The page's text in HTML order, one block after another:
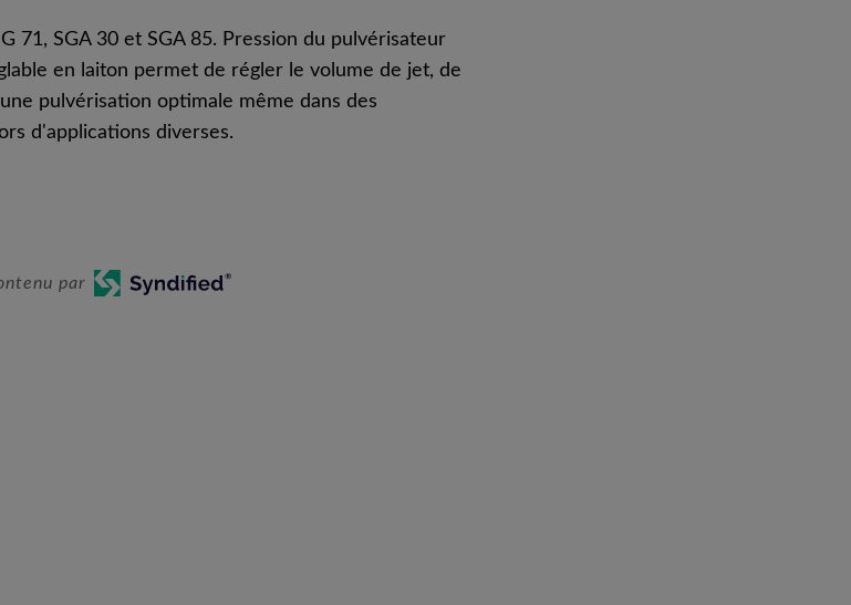
71, SGA 30 et SGA 85. Pression du pulvérisateur
en laiton permet de régler le volume de jet, de
pulvérisation optimale même dans des
d'applications diverses.
par